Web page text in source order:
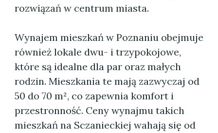
rozwiązań w centrum miasta.
Wynajem mieszkań w Poznaniu obejmuje
również lokale dwu- i trzypokojowe,
które są idealne dla par oraz małych
rodzin. Mieszkania te mają zazwyczaj od
50 do 70 m², co zapewnia komfort i
przestronność. Ceny wynajmu takich
mieszkań na Sczanieckiej wahają się od